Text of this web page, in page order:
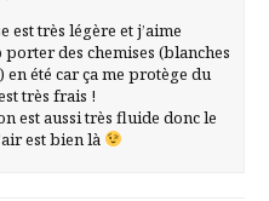
est très légère et j’aime
des chemises (blanches
en été car ça me protège du
très frais !
est aussi très fluide donc le
est bien là